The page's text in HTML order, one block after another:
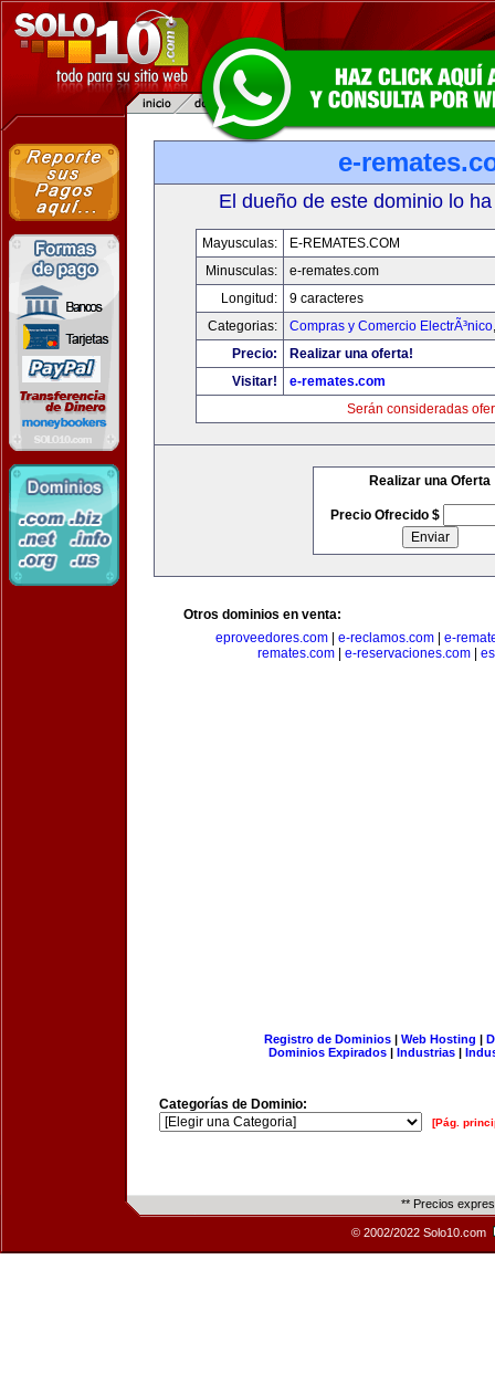
e-
El dueño de este dominio lo
Mayusculas:
E-REMATES.COM
Minusculas:
e-remates.com
Longitud:
9 caracteres
Categorias:
Compras y Comercio ElectrÃ³nico
Precio:
Realizar una oferta!
Visitar!
e-remates.com
Serán consideradas
Realizar una Oferta
Precio Ofrecido $
Otros dominios en venta:
eproveedores.com
e-reclamos.com
e-
remates.com| e-reservaciones.com|
Registro de Dominios| Web Hosting |
Dominios Expirados | Industrias |
Categorías de Dominio:
[Pág.
** Precios
© 2002/2022 Solo10.com